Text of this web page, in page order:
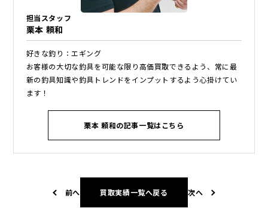
担当スタッフ
栗本 頼和
好きな釣り：エギング
お客様の大切な釣具を可能な限り高価買取できるよう、常に最
新の釣具知識や釣具トレンドをインプットするよう心掛けてい
ます！
栗本 頼和の記事一覧はこちら
前へ 買取実績一覧へ戻る 次へ